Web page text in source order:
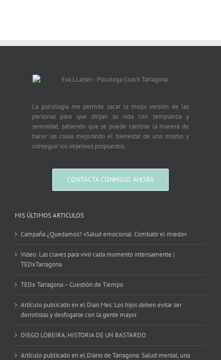
La psicología me permite sacar la mejor versión de las
personas para que dirijan su vida con templanza y
serenidad, sabiendo que se puede cambiar la manera de
hacer las cosas mejorando el bienestar de uno mismo y
conseguir los objetivos propuestos.
CONTACTA CONMIGO AHORA
MIS ÚLTIMOS ARTICULOS
Campaña ¿Quedamos? «Salud emocional. Combatir el miedo»
Video: Las claves para vivir cada momento intensamente |
TEDxTarragona
TEDx Tarragona – Cuestión de Tiempo
Artículo publicado en el Diari Mes: Los hijos deben evitar ser
derrotistas y desfogarse con la gente mayor
DIEGO LOBEIRA, HISTORIA DE UN BASTARDO
Artículo publicado en el Diario de Tarragona: Salud mental, una